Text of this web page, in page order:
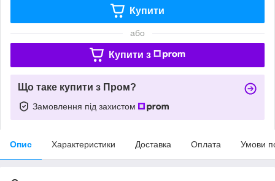
Купити
або
Купити з
Що таке купити з Пром?
Замовлення під захистом
Опис Характеристики Доставка Оплата Умови